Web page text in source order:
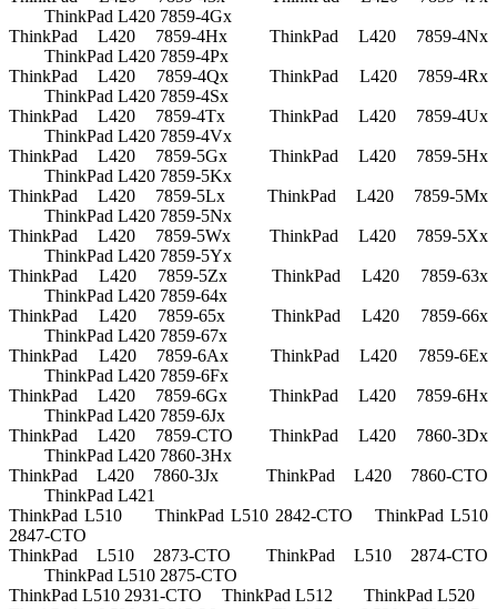
ThinkPad L420 7859-4Gx
ThinkPad L420 7859-4Hx
ThinkPad L420 7859-4Nx
ThinkPad L420 7859-4Px
ThinkPad L420 7859-4Qx
ThinkPad L420 7859-4Rx
ThinkPad L420 7859-4Sx
ThinkPad L420 7859-4Tx
ThinkPad L420 7859-4Ux
ThinkPad L420 7859-4Vx
ThinkPad L420 7859-5Gx
ThinkPad L420 7859-5Hx
ThinkPad L420 7859-5Kx
ThinkPad L420 7859-5Lx
ThinkPad L420 7859-5Mx
ThinkPad L420 7859-5Nx
ThinkPad L420 7859-5Wx
ThinkPad L420 7859-5Xx
ThinkPad L420 7859-5Yx
ThinkPad L420 7859-5Zx
ThinkPad L420 7859-63x
ThinkPad L420 7859-64x
ThinkPad L420 7859-65x
ThinkPad L420 7859-66x
ThinkPad L420 7859-67x
ThinkPad L420 7859-6Ax
ThinkPad L420 7859-6Ex
ThinkPad L420 7859-6Fx
ThinkPad L420 7859-6Gx
ThinkPad L420 7859-6Hx
ThinkPad L420 7859-6Jx
ThinkPad L420 7859-CTO
ThinkPad L420 7860-3Dx
ThinkPad L420 7860-3Hx
ThinkPad L420 7860-3Jx
ThinkPad L420 7860-CTO
ThinkPad L421
ThinkPad L510
ThinkPad L510 2842-CTO
ThinkPad L510
2847-CTO
ThinkPad L510 2873-CTO
ThinkPad L510 2874-CTO
ThinkPad L510 2875-CTO
ThinkPad L510 2931-CTO
ThinkPad L512
ThinkPad L520